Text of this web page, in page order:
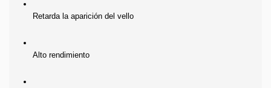
Retarda la aparición del vello
Alto rendimiento